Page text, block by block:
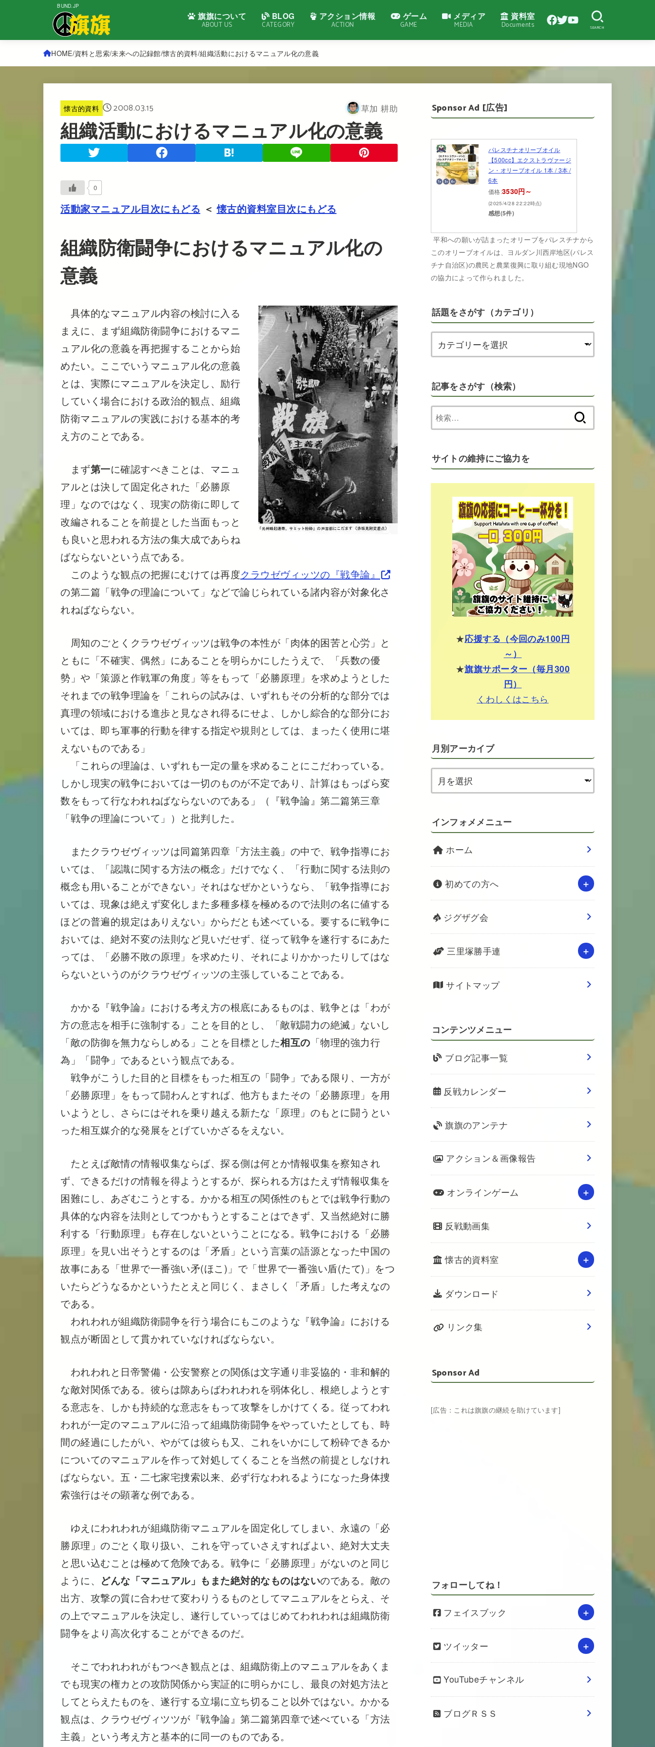
BUND.JP
旗旗について
ABOUT US
BLOG
CATEGORY
アクション情報
ACTION
ゲーム
GAME
メディア
MEDIA
資料室
Documents SEARCH
HOME 資料と思索 未来への記録館 懐古的資料 組織活動におけるマニュアル化の意義
懐古的資料 2008.03.15 草加 耕助
組織活動におけるマニュアル化の意義
0
活動家マニュアル目次にもどる ＜懐古的資料室目次にもどる
組織防衛闘争におけるマニュアル化の
意義
具体的なマニュアル内容の検討に入る
まえに、まず組織防衛闘争におけるマニ
ュアル化の意義を再把握することから始
めたい。ここでいうマニュアル化の意義
とは、実際にマニュアルを決定し、励行
していく場合における政治的観点、組織
防衛マニュアルの実践における基本的考
え方のことである。
まず第一に確認すべきことは、マニュ
アルとは決して固定化された「必勝原
理」なのではなく、現実の防衛に即して
改編されることを前提とした当面もっと
も良いと思われる方法の集大成であらね
ばならないという点である。
このような観点の把握にむけては再度クラウゼヴィッツの『戦争論』
の第二篇「戦争の理論について」などで論じられている諸内容が対象化さ
れねばならない。
周知のごとくクラウゼヴィッツは戦争の本性が「肉体的困苦と心労」と
ともに「不確実、偶然」にあることを明らかにしたうえで、「兵数の優
勢」や「策源と作戦軍の角度」等をもって「必勝原理」を求めようとした
それまでの戦争理論を「これらの試みは、いずれもその分析的な部分では
真理の領域における進歩と見なされ得るにせよ、しかし綜合的な部分にお
いては、即ち軍事的行動を律する指定や規則としては、まったく使用に堪
えないものである」
「これらの理論は、いずれも一定の量を求めることにこだわっている。
しかし現実の戦争においては一切のものが不定であり、計算はもっぱら変
数をもって行なわれねばならないのである」（『戦争論』第二篇第三章
「戦争の理論について」）と批判した。
またクラウゼヴィッツは同篇第四章「方法主義」の中で、戦争指導にお
いては、「認識に関する方法の概念」だけでなく、「行動に関する法則の
概念も用いることができない」それはなぜかというなら、「戦争指導にお
いては、現象は絶えず変化しまた多種多様を極めるので法則の名に値する
ほどの普遍的規定はありえない」からだとも述べている。要するに戦争に
おいては、絶対不変の法則など見いだせず、従って戦争を遂行するにあた
っては、「必勝不敗の原理」を求めたり、それによりかかったりしてはな
らないというのがクラウゼヴィッツの主張していることである。
かかる『戦争論』における考え方の根底にあるものは、戦争とは「わが
方の意志を相手に強制する」ことを目的とし、「敵戦闘力の絶滅」ないし
「敵の防御を無力ならしめる」ことを目標とした相互の 「物理的強力行
為」「闘争」であるという観点である。
戦争がこうした目的と目標をもった相互の「闘争」である限り、一方が
「必勝原理」をもって闘わんとすれば、他方もまたその「必勝原理」を用
いようとし、さらにはそれを乗り越える新たな「原理」のもとに闘うとい
った相互媒介的な発展をとげていかざるをえない。
たとえば敵情の情報収集ならば、探る側は何とか情報収集を察知され
ず、できるだけの情報を得ようとするが、探られる方はたえず情報収集を
困難にし、あざむこうとする。かかる相互の関係性のもとでは戦争行動の
具体的な内容を法則としてつかもうとすることはできず、又当然絶対に勝
利する「行動原理」も存在しないということになる。戦争における「必勝
原理」を見い出そうとするのは「矛盾」という言葉の語源となった中国の
故事にある「世界で一番強い矛(ほこ)」で「世界で一番強い盾(たて)」をつ
いたらどうなるかというたとえと同じく、まさしく「矛盾」した考えなの
である。
われわれが組織防衛闘争を行う場合にもこのような『戦争論』における
観点が断固として貫かれていなければならない。
われわれと日帝警備・公安警察との関係は文字通り非妥協的・非和解的
な敵対関係である。彼らは隙あらばわれわれを弱体化し、根絶しようとす
る意志を、しかも持続的な意志をもって攻撃をしかけてくる。従ってわれ
われが一定のマニュアルに沿って組織防衛闘争をやっていたとしても、時
間の経過にしたがい、やがては彼らも又、これをいかにして粉砕できるか
についてのマニュアルを作って対処してくることを当然の前提としなけれ
ばならない。五・二七家宅捜索以来、必ず行なわれるようになった身体捜
索強行はその顕著な例である。
ゆえにわれわれが組織防衛マニュアルを固定化してしまい、永遠の「必
勝原理」のごとく取り扱い、これを守っていさえすればよい、絶対大丈夫
と思い込むことは極めて危険である。戦争に「必勝原理」がないのと同じ
ように、
どんな「マニュアル」もまた絶対的なものはないのである。敵の
出方、攻撃の質に合わせて変わりうるものとしてマニュアルをとらえ、そ
の上でマニュアルを決定し、遂行していってはじめてわれわれは組織防衛
闘争をより高次化することができるのだ。
そこでわれわれがもつべき観点とは、組織防衛上のマニュアルをあくま
でも現実の権カとの攻防関係から実証的に明らかにし、最良の対処方法と
してとらえたものを、遂行する立場に立ち切ること以外ではない。かかる
観点は、クラウゼヴィツツが『戦争論』第二篇第四章で述べている「方法
主義」という考え方と基本的に同一のものである。
Sponsor Ad [広告]
パレスチナオリーブオイル
【500cc】エクストラヴァージ
ン・オリーブオイル 1本 / 3本 /
6本
価格:3530円～
(2025/4/28 22:22時点)
感想(5件)
平和への願いが詰まったオリーブをパレスチナから
このオリーブオイルは、ヨルダン川西岸地区(パレス
チナ自治区)の農民と農業復興に取り組む現地NGO
の協力によって作られました。
話題をさがす（カテゴリ）
記事をさがす（検索）
索:
サイトの維持にご協力を
★応援する（今回のみ100円
～）
★旗旗サポーター（毎月300
円）
くわしくはこちら
月別アーカイブ
インフォメメニュー
ホーム
初めての方へ
ジグザグ会
三里塚勝手連
サイトマップ
コンテンツメニュー
ブログ記事一覧
反戦カレンダー
旗旗のアンテナ
アクション＆画像報告
オンラインゲーム
反戦動画集
懐古的資料室
ダウンロード
リンク集
Sponsor Ad
[広告：これは旗旗の継続を助けています]
フォローしてね！
フェイスブック
ツイッター
YouTubeチャンネル
ブログＲＳＳ